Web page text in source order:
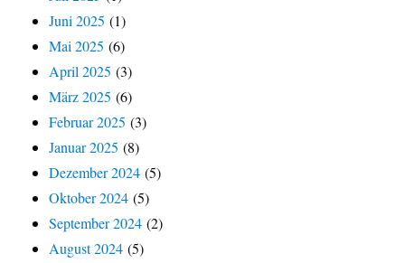
Juni 2025 (1)
Mai 2025 (6)
April 2025 (3)
März 2025 (6)
Februar 2025 (3)
Januar 2025 (8)
Dezember 2024 (5)
Oktober 2024 (5)
September 2024 (2)
August 2024 (5)